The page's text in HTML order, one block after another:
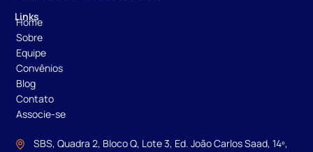
Links
Home
Sobre
Equipe
Convênios
Blog
Contato
Associe-se
SBS, Quadra 2, Bloco Q, Lote 3, Ed. João Carlos Saad, 14º,